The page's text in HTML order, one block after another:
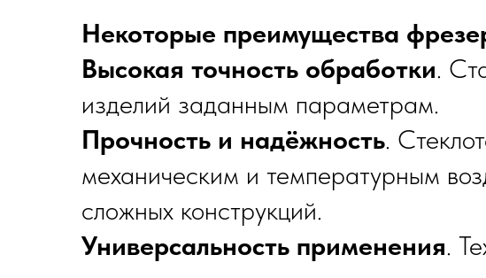
Некоторые преимущества
Высокая точность обработки.
изделий заданным параметрам.
Прочность и надёжность.
механическим и температурным
сложных конструкций.
Универсальность применения.